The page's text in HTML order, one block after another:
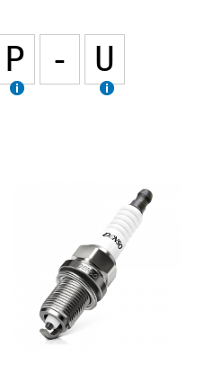
P - U